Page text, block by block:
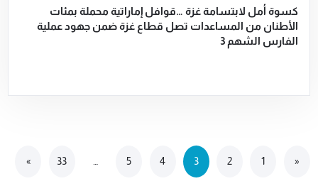
كسوة أمل لابتسامة غزة …قوافل إماراتية محملة بمئات
الأطنان من المساعدات تصل قطاع غزة ضمن جهود عملية
الفارس الشهم 3
«
1
2
3
4
5
33
»